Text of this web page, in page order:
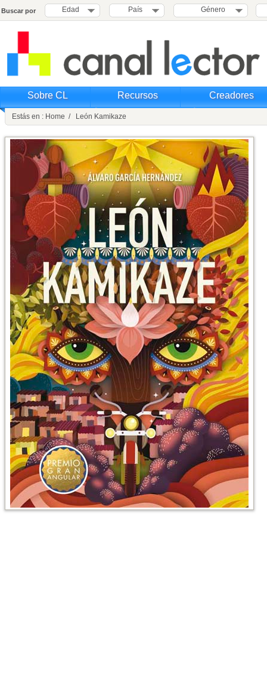
Buscar por Edad País Género
Sobre CL Recursos Creadores
Estás en : Home / León Kamikaze